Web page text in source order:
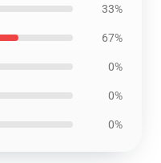
33%
67%
0%
0%
0%